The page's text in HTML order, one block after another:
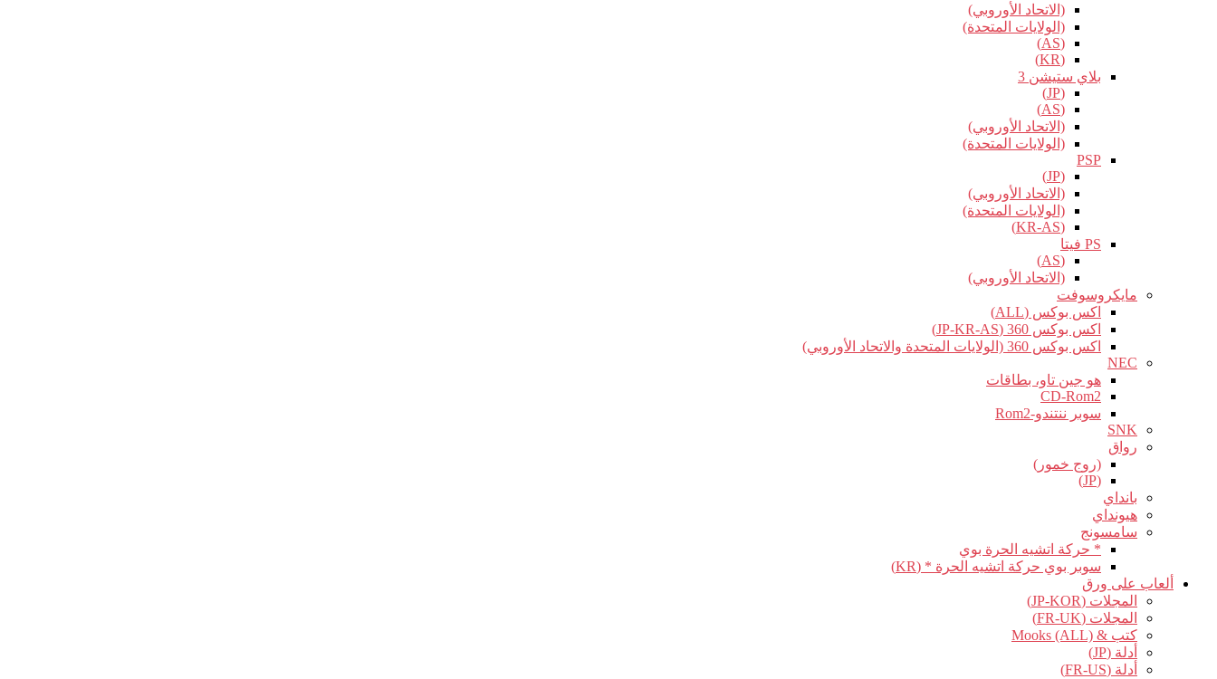
(الاتحاد الأوروبي)
(الولايات المتحدة)
(AS)
(KR)
بلاي ستيشن 3
(JP)
(AS)
(الاتحاد الأوروبي)
(الولايات المتحدة)
PSP
(JP)
(الاتحاد الأوروبي)
(الولايات المتحدة)
(KR-AS)
PS فيتا
(AS)
(الاتحاد الأوروبي)
مايكروسوفت
اكس بوكس (ALL)
اكس بوكس 360 (JP-KR-AS)
اكس بوكس 360 (الولايات المتحدة والاتحاد الأوروبي)
NEC
هو جين تاو، بطاقات
CD-Rom2
سوبر ننتندو-Rom2
SNK
رواق
(روج خمور)
(JP)
بانداي
هيونداي
سامسونج
* حركة اتشيه الحرة بوي
سوبر بوي حركة اتشيه الحرة * (KR)
ألعاب على ورق
المجلات (JP-KOR)
المجلات (FR-UK)
كتب & Mooks (ALL)
أدلة (JP)
أدلة (FR-US)